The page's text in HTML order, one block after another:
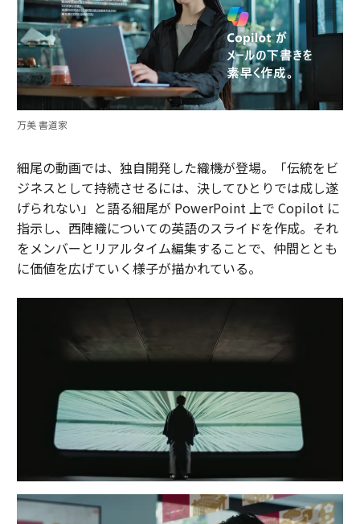
万美 書道家
細尾の動画では、独自開発した織機が登場。「伝統をビ
ジネスとして持続させるには、決してひとりでは成し遂
げられない」と語る細尾が PowerPoint 上で Copilot に
指示し、西陣織についての英語のスライドを作成。それ
をメンバーとリアルタイム編集することで、仲間ととも
に価値を広げていく様子が描かれている。